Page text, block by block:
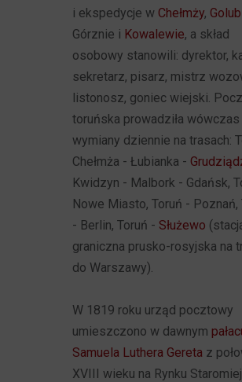
i ekspedycje w Chełmży,
Górznie i Kowalewie, a skład
osobowy stanowili: dyrektor,
sekretarz, pisarz, mistrz
listonosz, goniec wiejski.
toruńska prowadziła
wymiany dziennie na trasach:
Chełmża - Łubianka -
Kwidzyn - Malbork - Gdańsk,
Nowe Miasto, Toruń - Poznań,
- Berlin, Toruń - Służewo
graniczna prusko-rosyjska na
do Warszawy).
W 1819 roku urząd pocztowy
umieszczono w dawnym
Samuela Luthera Gereta z
XVIII wieku na Rynku